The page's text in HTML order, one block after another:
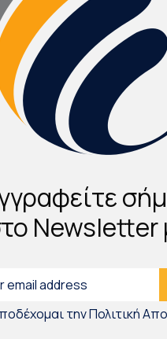
TV
& Publications
Greece
Προϊόντα
& Innovation
Newsletter
την Πολιτική